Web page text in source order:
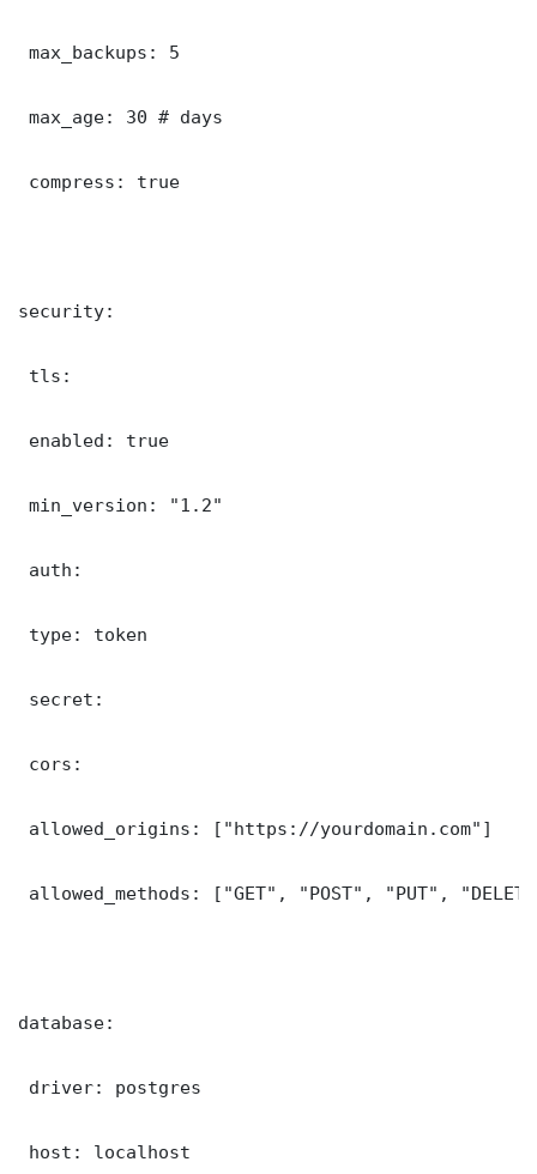
max_backups: 5
max_age: 30 # days
compress: true
security:
tls:
enabled: true
min_version: "1.2"
auth:
type: token
secret:
cors:
allowed_origins: ["https://yourdomain.com"]
allowed_methods: ["GET", "POST", "PUT",
database:
driver: postgres
host: localhost